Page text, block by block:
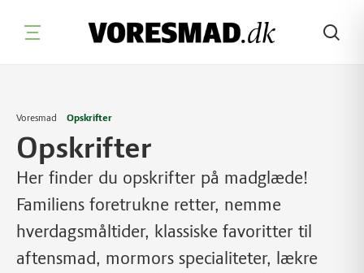
Søg
Voresmad Opskrifter
Opskrifter
Her finder du opskrifter på madglæde!
Familiens foretrukne retter, nemme
hverdagsmåltider, klassiske favoritter til
aftensmad, mormors specialiteter, lækre